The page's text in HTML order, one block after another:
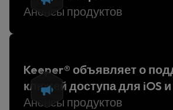
Анонсы продуктов
Keeper® объявляет о
ключей доступа для iOS
Анонсы продуктов